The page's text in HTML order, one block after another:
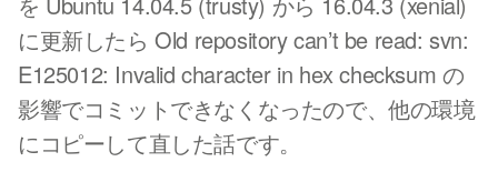
に更新したら Old repository can’t be read: svn:
E125012: Invalid character in hex checksum の
影響でコミットできなくなったので、他の環境
にコピーして直した話です。